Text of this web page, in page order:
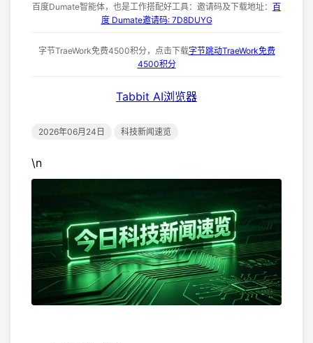
百度Dumate智能体，也是工作搭配好工具：邀请码及下载地址： 百
度 Dumate邀请码: 7D8DUYG
字节TraeWork免费4500积分，点击下载字节跳动TraeWork免费
4500积分
Tabbit AI浏览器
2026年06月24日 科技新闻速览
\n